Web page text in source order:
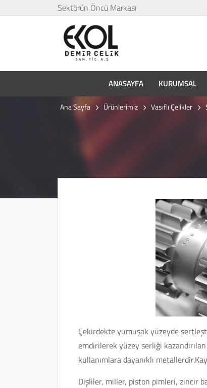
Sektörün Öncü Markası
ANASAYFA KURUMSAL
Ana Sayfa Ürünlerimiz Vasıflı Çelikler
Çekirdekte yumuşak yüzeyde
emdirilerek yüzey serliği
kullanımlara dayanıklı
Dişliler, miller, piston pimleri, zincir